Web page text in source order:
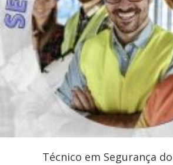
Técnico em Segurança